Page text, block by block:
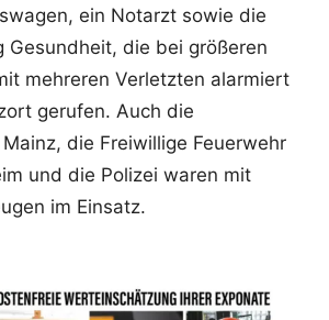
ein Notarzt sowie die
Gesundheit, die bei größeren
mehreren Verletzten alarmiert
gerufen. Auch die
die Freiwillige Feuerwehr
und die Polizei waren mit
im Einsatz.